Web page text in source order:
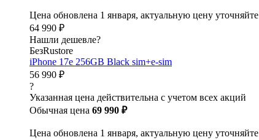
Цена обновлена 1 января, актуальную цену уточняйте
64 990 ₽
Нашли дешевле?
БезRustore
iPhone 17e 256GB Black sim+e-sim
56 990 ₽
?
Указанная цена действительна с учетом всех акций
Обычная цена 69 990 ₽
Цена обновлена 1 января, актуальную цену уточняйте